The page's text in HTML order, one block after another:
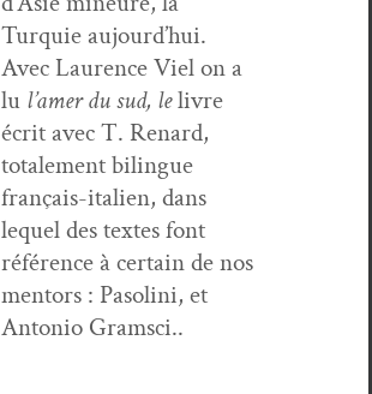
Turquie aujourd’hui.
Avec Lau­rence Viel on a
lu l’amer du sud, lelivre
écrit avec T. Renard,
totale­ment bilingue
français-ital­ien, dans
lequel des textes font
référence à cer­tain de nos
men­tors : Pasoli­ni, et
Anto­nio Gramsci..